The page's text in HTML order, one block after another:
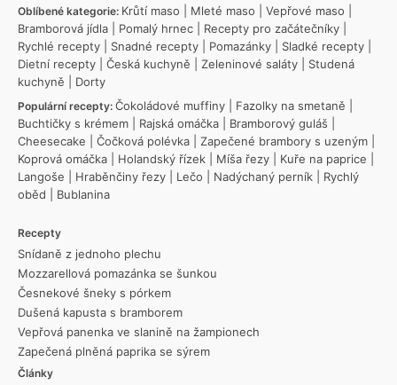
Oblíbené kategorie: Krůtí maso Mleté maso Vepřové maso
Bramborová jídla
Pomalý hrnec Recepty pro začátečníky
Rychlé recepty
Snadné recepty Pomazánky Sladké recepty
Dietní recepty
Česká kuchyně Zeleninové saláty
Studená
kuchyně
Dorty
Populární recepty: Čokoládové muffiny Fazolky na smetaně
Buchtičky s krémem
Rajská omáčka Bramborový guláš
Cheesecake
Čočková polévka Zapečené brambory s uzeným
Koprová omáčka
Holandský řízek Míša řezy Kuře na paprice
Langoše
Hraběnčiny řezy Lečo Nadýchaný perník
Rychlý
oběd
Bublanina
Recepty
Snídaně z jednoho plechu
Mozzarellová pomazánka se šunkou
Česnekové šneky s pórkem
Dušená kapusta s bramborem
Vepřová panenka ve slanině na žampionech
Zapečená plněná paprika se sýrem
Články